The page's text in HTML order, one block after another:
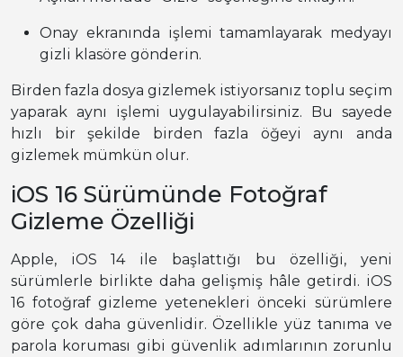
Onay ekranında işlemi tamamlayarak medyayı
gizli klasöre gönderin.
Birden fazla dosya gizlemek istiyorsanız toplu seçim
yaparak aynı işlemi uygulayabilirsiniz. Bu sayede
hızlı bir şekilde birden fazla öğeyi aynı anda
gizlemek mümkün olur.
iOS 16 Sürümünde Fotoğraf
Gizleme Özelliği
Apple, iOS 14 ile başlattığı bu özelliği, yeni
sürümlerle birlikte daha gelişmiş hâle getirdi. iOS
16 fotoğraf gizleme yetenekleri önceki sürümlere
göre çok daha güvenlidir. Özellikle yüz tanıma ve
parola koruması gibi güvenlik adımlarının zorunlu